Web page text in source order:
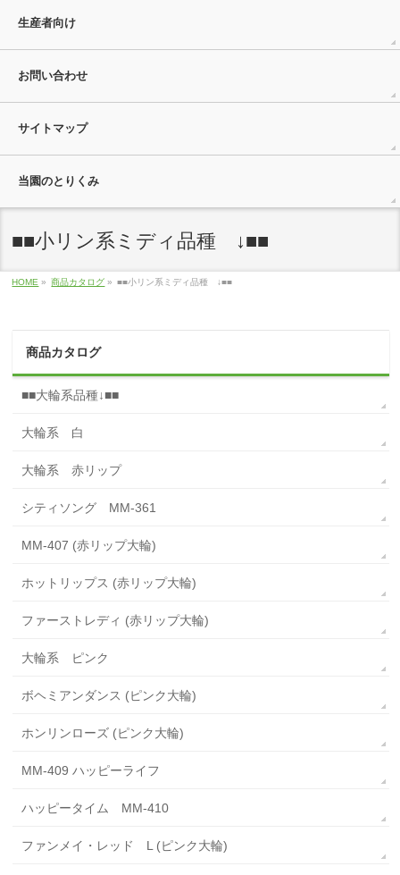
生産者向け
お問い合わせ
サイトマップ
当園のとりくみ
■■小リン系ミディ品種 ↓■■
HOME » 商品カタログ » ■■小リン系ミディ品種 ↓■■
商品カタログ
■■大輪系品種↓■■
大輪系 白
大輪系 赤リップ
シティソング MM-361
MM-407 (赤リップ大輪)
ホットリップス (赤リップ大輪)
ファーストレディ (赤リップ大輪)
大輪系 ピンク
ボヘミアンダンス (ピンク大輪)
ホンリンローズ (ピンク大輪)
MM-409 ハッピーライフ
ハッピータイム MM-410
ファンメイ・レッド L (ピンク大輪)